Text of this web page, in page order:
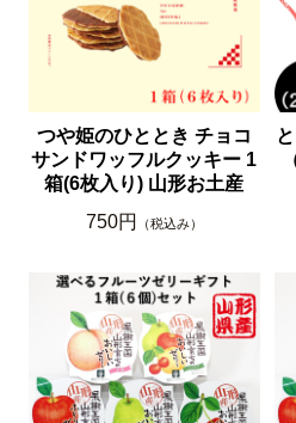
つや姫のひととき チョコ
サンドワッフルクッキー 1
箱(6枚入り) 山形お土産
750円
（税込み）